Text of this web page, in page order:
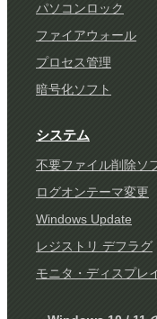
パソコンロック
ファイアウォール
プロセス管理
暗号化ソフト
システム
不要ファイル削除ソ
ログオンテーマ変更
Windows Update
レジストリ デフラグ
モニタ・ディスプレ